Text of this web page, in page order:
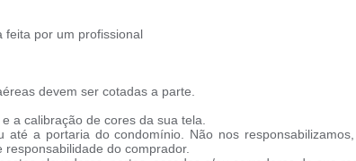
feita por um profissional
devem ser cotadas a parte.
a calibração de cores da sua tela.
a portaria do condomínio. Não nos
do comprador.